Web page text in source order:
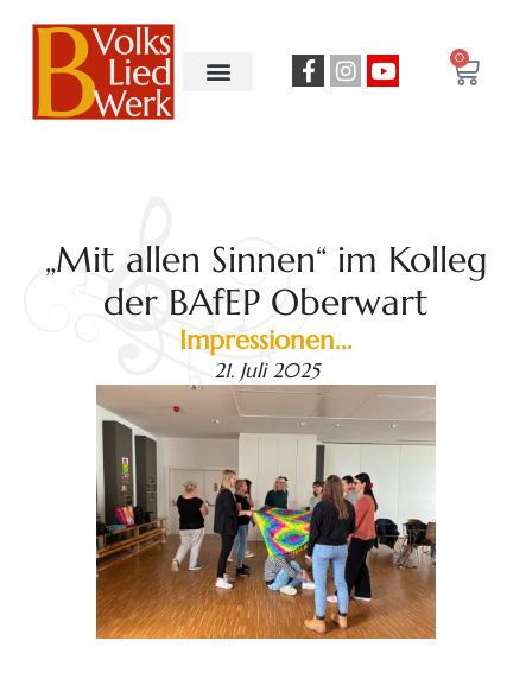
0
„Mit allen Sinnen“ im Kolleg
der BAfEP Oberwart
Impressionen...
21. Juli 2025